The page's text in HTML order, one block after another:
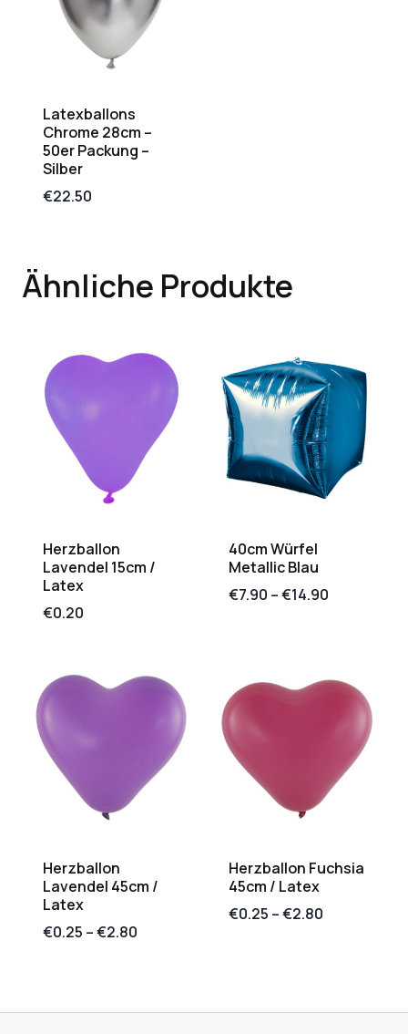
Latexballons
Chrome 28cm –
50er Packung –
Silber
€22.50
Ähnliche Produkte
Herzballon
Lavendel 15cm /
Latex
€0.20
40cm Würfel
Metallic Blau
€7.90 –€14.90
Herzballon
Lavendel 45cm /
Latex
€0.25 –€2.80
Herzballon Fuchsia
45cm / Latex
€0.25 –€2.80